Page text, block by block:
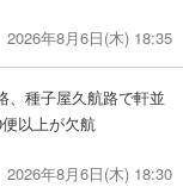
2026年8月6日(木) 18:35
、種子屋久航路で軒並
以上が欠航
2026年8月6日(木) 18:30